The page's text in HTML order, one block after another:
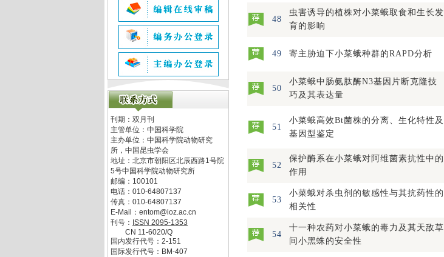
刊期：双月刊
主管单位： 中国科学院
主办单位： 中国科学院动物研究
所，中国昆虫学会
地址： 北京市朝阳区北辰西路1号院
5号中国科学院动物研究所
邮编： 100101
电话： 010-64807137
传真： 010-64807137
E-Mail： entom@ioz.ac.cn
刊号： ISSN 2095-1353
CN 11-6020/Q
国内发行代号： 2-151
国际发行代号： BM-407
48
虫害诱导的植株对小菜蛾取食和生长发
育的影响
49 寄主胁迫下小菜蛾种群的RAPD分析
50
小菜蛾中肠氨肽酶N3基因片断克隆技
巧及其表达量
51
小菜蛾高效Bt菌株的分离、生化特性及
基因型鉴定
52
保护酶系在小菜蛾对阿维菌素抗性中的
作用
53
小菜蛾对杀虫剂的敏感性与其抗药性的
相关性
54
十一种农药对小菜蛾的毒力及其天敌草
间小黑蛛的安全性